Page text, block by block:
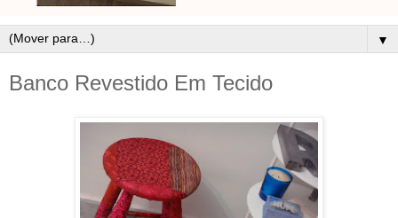
▼
Banco Revestido Em Tecido